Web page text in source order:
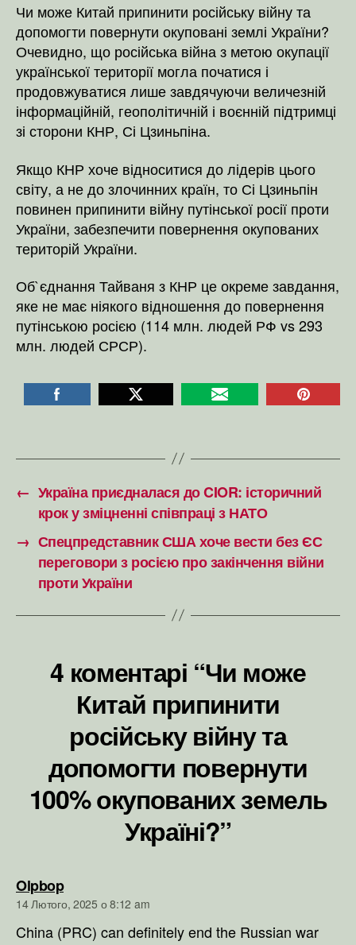
1004
окупованих
земель
Україні?
Чи може Китай припинити російську війну та
допомогти повернути окуповані землі України?
Очевидно, що російська війна з метою окупації
української території могла початися і
продовжуватися лише завдячуючи величезній
інформаційній, геополітичній і воєнній підтримці
зі сторони КНР, Сі Цзиньпіна.
Якщо КНР хоче відноситися до лідерів цього
світу, а не до злочинних країн, то Сі Цзиньпін
повинен припинити війну путінської росії проти
України, забезпечити повернення окупованих
територій України.
Об`єднання Тайваня з КНР це окреме завдання,
яке не має ніякого відношення до повернення
путінською росією (114 млн. людей РФ vs 293
млн. людей СРСР).
← Україна приєдналася до CIOR: історичний
крок у зміцненні співпраці з НАТО
→ Спецпредставник США хоче вести без ЄС
переговори з росією про закінчення війни
проти України
4 коментарі “Чи може
Китай припинити
російську війну та
допомогти повернути
100% окупованих земель
Україні?”
Olpbopговорить:
14 Лютого, 2025 о 8:12 am
China (PRC) can definitely end the Russian war